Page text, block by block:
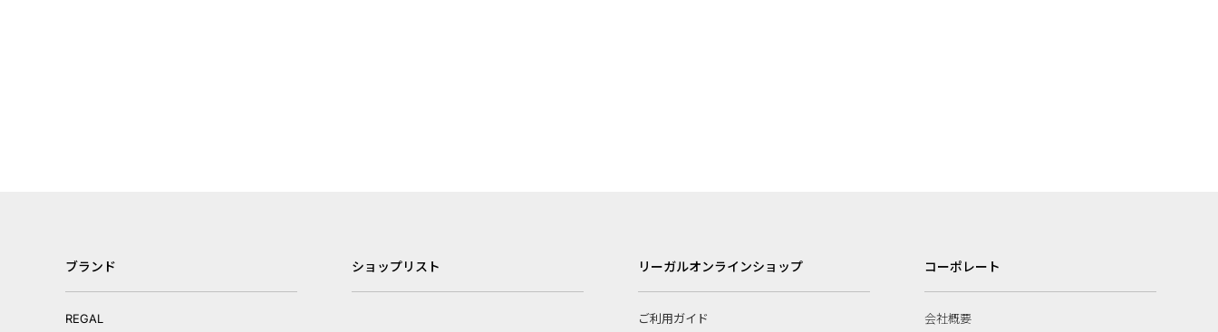
ブランド
REGAL
ショップリスト リーガルオンラインショップ
ご利用ガイド
コーポレート
会社概要